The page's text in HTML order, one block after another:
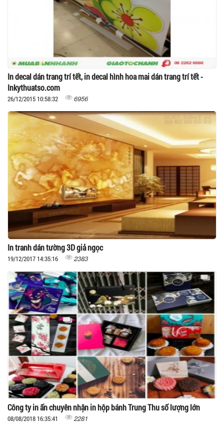
In decal dán trang trí tết, in decal hình hoa mai dán trang trí tết -
Inkythuatso.com
26/12/2015 10:58:32 6956
In tranh dán tường 3D giả ngọc
19/12/2017 14:35:16 2383
Công ty in ấn chuyên nhận in hộp bánh Trung Thu số lượng lớn
08/08/2018 16:35:41 2281